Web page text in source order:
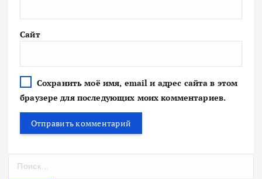
Сайт
Сохранить моё имя, email и адрес сайта в этом
браузере для последующих моих комментариев.